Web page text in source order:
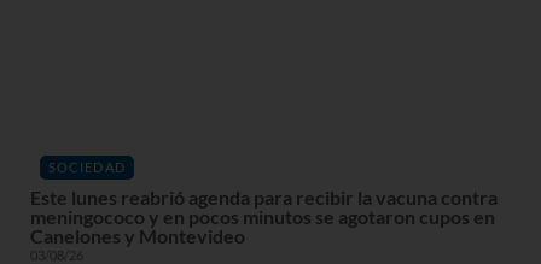
SOCIEDAD
Este lunes reabrió agenda para recibir la vacuna contra
meningococo y en pocos minutos se agotaron cupos en
Canelones y Montevideo
03/08/26